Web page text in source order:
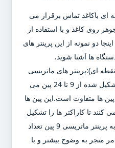
ای باکاغذ تماس برقرار می
روی کاغذ و با استفاده از
دو نمونه از این پرینتر های
ها آشنا شوید.
ای):پرینتر های ماتریسی
دارای یک هد می باشند که این هد تشکیل شده از 9 تا 24 پین می
ها متفاوت است.این پین ها
کنند تا کاراکتر ها را تشکیل
دهند.پرینتر ماتریسی 24 پین نسبت به پرینتر ماتریسی 9 پین تعداد
منجر به وضوح بیشتر و با